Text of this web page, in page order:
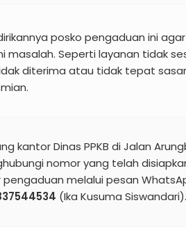
posko pengaduan ini
masalah. Seperti layanan tidak
diterima atau tidak tepat
kantor Dinas PPKB di Jalan
nomor yang telah
melalui pesan
(Ika Kusuma Siswandari).